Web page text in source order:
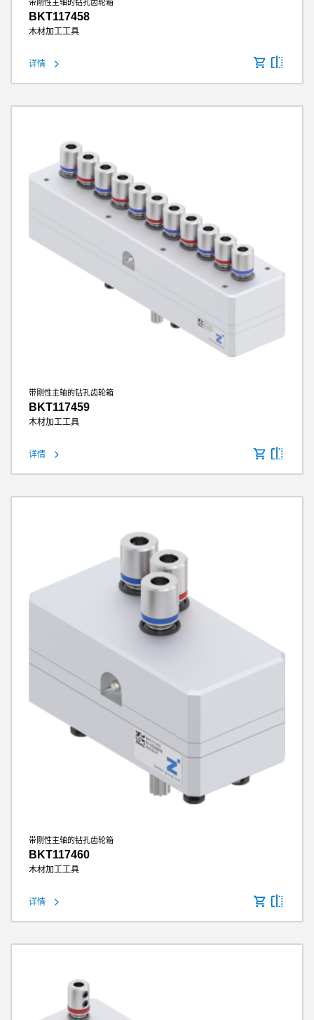
带刚性主轴的钻孔齿轮箱
BKT117458
木材加工工具
详情
带刚性主轴的钻孔齿轮箱
BKT117459
木材加工工具
详情
带刚性主轴的钻孔齿轮箱
BKT117460
木材加工工具
详情